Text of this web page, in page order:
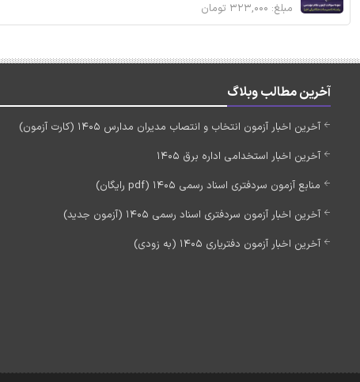
مبلغ: ۳۲۳,۰۰۰ تومان
آخرین مطالب وبلاگ
آخرین اخبار آزمون انتخاب و انتصاب مدیران مدارس 1405 (کارت آزمون)
آخرین اخبار استخدامی اداره برق 1405
منابع آزمون سردفتری اسناد رسمی 1405 (pdf رایگان)
آخرین اخبار آزمون سردفتری اسناد رسمی 1405 (آزمون جدید)
آخرین اخبار آزمون دفتریاری 1405 (به زودی)